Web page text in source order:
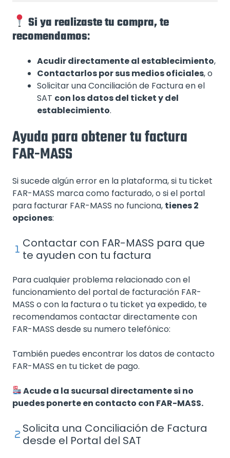
Si ya realizaste tu compra, te
recomendamos:
Acudir directamente al establecimiento,
Contactarlos por sus medios oficiales, o
Solicitar una Conciliación de Factura en el
SAT con los datos del ticket y del
establecimiento.
Ayuda para obtener tu factura
FAR-MASS
Si sucede algún error en la plataforma, si tu ticket
FAR-MASS marca como facturado, o si el portal
para facturar FAR-MASS no funciona, tienes 2
opciones:
Contactar con FAR-MASS para que
te ayuden con tu factura
Para cualquier problema relacionado con el
funcionamiento del portal de facturación FAR-
MASS o con la factura o tu ticket ya expedido, te
recomendamos contactar directamente con
FAR-MASS desde su numero telefónico:
También puedes encontrar los datos de contacto
FAR-MASS en tu ticket de pago.
Acude a la sucursal directamente si no
puedes ponerte en contacto con FAR-MASS.
Solicita una Conciliación de Factura
desde el Portal del SAT